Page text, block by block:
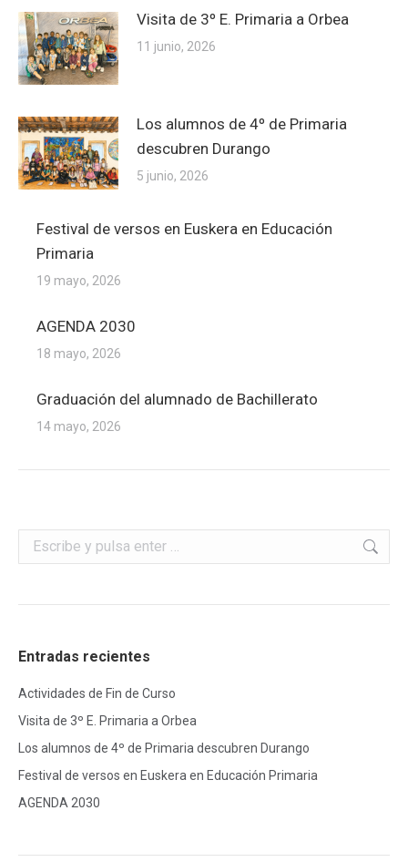
Visita de 3º E. Primaria a Orbea
11 junio, 2026
Los alumnos de 4º de Primaria
descubren Durango
5 junio, 2026
Festival de versos en Euskera en Educación
Primaria
19 mayo, 2026
AGENDA 2030
18 mayo, 2026
Graduación del alumnado de Bachillerato
14 mayo, 2026
Buscar:
Entradas recientes
Actividades de Fin de Curso
Visita de 3º E. Primaria a Orbea
Los alumnos de 4º de Primaria descubren Durango
Festival de versos en Euskera en Educación Primaria
AGENDA 2030